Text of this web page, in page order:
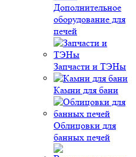
Дополнительное
оборудование для
печей
Запчасти и ТЭНы
Камни для бани
Облицовки для
банных печей